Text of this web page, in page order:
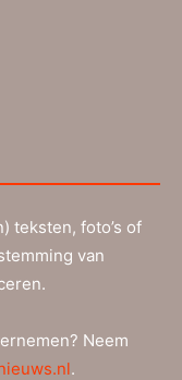
teksten, foto’s of
van
Neem
.